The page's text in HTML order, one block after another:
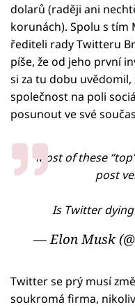
dolarů (raději ani
korunách). Spolu s tím
řediteli rady Twitteru
píše, že od jeho první
si za tu dobu
společnost na poli
posunout ve své
Most of these
post
Is Twitter
— Elon Musk
Twitter se prý musí
soukromá firma,